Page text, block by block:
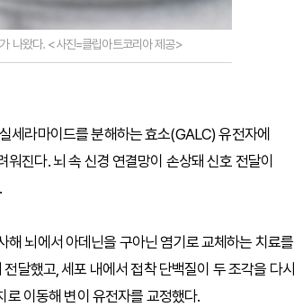
나왔다. <사진=클립아트코리아 제공>
세라마이드를 분해하는 효소(GALC) 유전자에
진다. 뇌 속 신경 연결망이 손상돼 신호 전달이
뇌에서 아데닌을 구아닌 염기로 교체하는 치료를
달했고, 세포 내에서 접착 단백질이 두 조각을 다시
이동해 변이 유전자를 교정했다.